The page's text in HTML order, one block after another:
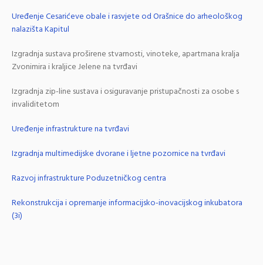
Uređenje Cesarićeve obale i rasvjete od Orašnice do arheološkog
nalazišta Kapitul
Izgradnja sustava proširene stvarnosti, vinoteke, apartmana kralja
Zvonimira i kraljice Jelene na tvrđavi
Izgradnja zip-line sustava i osiguravanje pristupačnosti za osobe s
invaliditetom
Uređenje infrastrukture na tvrđavi
Izgradnja multimedijske dvorane i ljetne pozornice na tvrđavi
Razvoj infrastrukture Poduzetničkog centra
Rekonstrukcija i opremanje informacijsko-inovacijskog inkubatora
(3i)